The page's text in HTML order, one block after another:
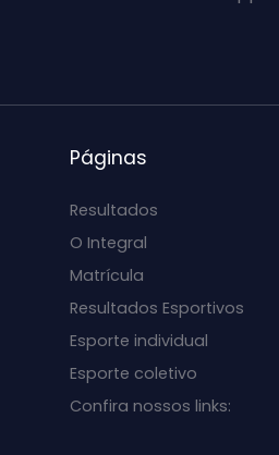
Páginas
Resultados
O Integral
Matrícula
Resultados Esportivos
Esporte individual
Esporte coletivo
Confira nossos links: